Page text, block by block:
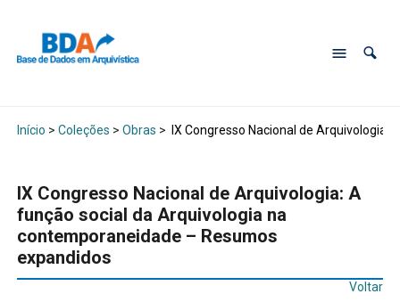
Início > Coleções > Obras > IX Congresso Nacional de
IX Congresso Nacional de Arquivologia: A
função social da Arquivologia na
contemporaneidade – Resumos
expandidos
Voltar